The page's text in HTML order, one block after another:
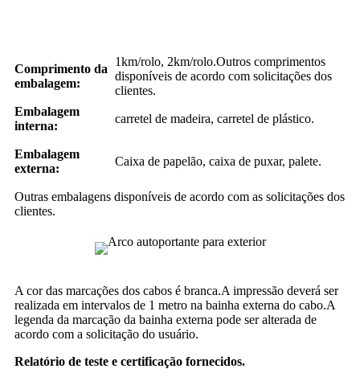
Comprimento da
embalagem:
1km/rolo, 2km/rolo.Outros comprimentos
disponíveis de acordo com solicitações dos
clientes.
Embalagem
interna:
carretel de madeira, carretel de plástico.
Embalagem
externa:
Caixa de papelão, caixa de puxar, palete.
Outras embalagens disponíveis de acordo com as solicitações dos
clientes.
A cor das marcações dos cabos é branca.A impressão deverá ser
realizada em intervalos de 1 metro na bainha externa do cabo.A
legenda da marcação da bainha externa pode ser alterada de
acordo com a solicitação do usuário.
Relatório de teste e certificação fornecidos.